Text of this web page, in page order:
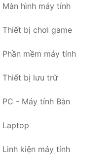
Màn hình máy tính
Thiết bị chơi game
Phần mềm máy tính
Thiết bị lưu trữ
PC - Máy tính Bàn
Laptop
Linh kiện máy tính